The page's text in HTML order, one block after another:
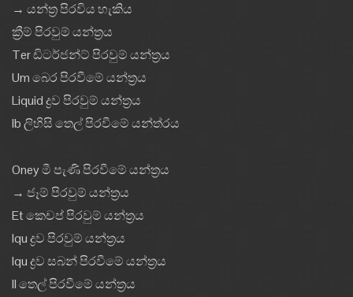
→ යන්ත්‍ර පිරවිය හැකිය
ක්‍රීම් පිරවුම් යන්ත්‍රය
Ter ඩිටර්ජන්ට් පිරවුම් යන්ත්‍රය
Um බෙර පිරවීමේ යන්ත්‍රය
Liquid ද්‍රව පිරවුම් යන්ත්‍රය
Ib ලිහිසි තෙල් පිරවීමේ යන්ත්රය
Oney මී පැණි පිරවීමේ යන්ත්‍රය
→ ජෑම් පිරවුම් යන්ත්‍රය
Et කෙචප් පිරවුම් යන්ත්‍රය
Iqu ද්‍රව පිරවුම් යන්ත්‍රය
Iqu ද්‍රව සබන් පිරවීමේ යන්ත්‍රය
Il තෙල් පිරවීමේ යන්ත්‍රය